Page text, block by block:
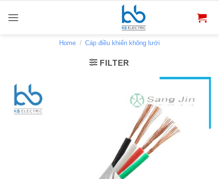
qua
Home / Cáp điều khiển không lưới
FILTER